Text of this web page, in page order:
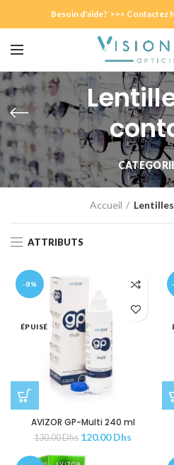
Besoin d'aide? >>> Contactez
Accueil
ATTRIBUTS
-8%
ÉPUISÉ
AVIZOR GP-Multi 240 ml
130.00Dhs 120.00Dhs